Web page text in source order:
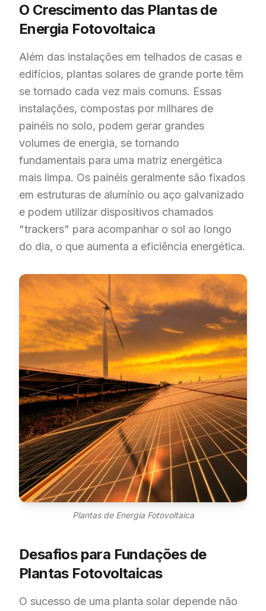
O Crescimento das Plantas de
Energia Fotovoltaica
Além das instalações em telhados de casas e
edifícios, plantas solares de grande porte têm
se tornado cada vez mais comuns. Essas
instalações, compostas por milhares de
painéis no solo, podem gerar grandes
volumes de energia, se tornando
fundamentais para uma matriz energética
mais limpa. Os painéis geralmente são fixados
em estruturas de alumínio ou aço galvanizado
e podem utilizar dispositivos chamados
"trackers" para acompanhar o sol ao longo
do dia, o que aumenta a eficiência energética.
Plantas de Energia Fotovoltaica
Desafios para Fundações de
Plantas Fotovoltaicas
O sucesso de uma planta solar depende não